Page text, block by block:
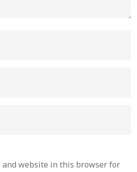
and website in this browser for